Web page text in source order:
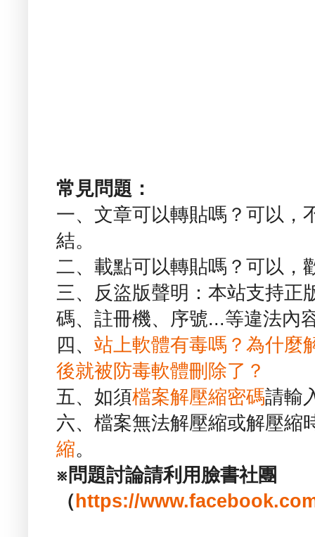
常見問題：
一、文章可以轉貼嗎？可以，
結。
二、載點可以轉貼嗎？可以，
三、反盜版聲明：本站支持正
碼、註冊機、序號...等違法內
四、 站上軟體有毒嗎？為什麼
後就被防毒軟體刪除了？
五、如須檔案解壓縮密碼請輸
六、檔案無法解壓縮或解壓縮
縮。
※問題討論請利用臉書社團
（ https://